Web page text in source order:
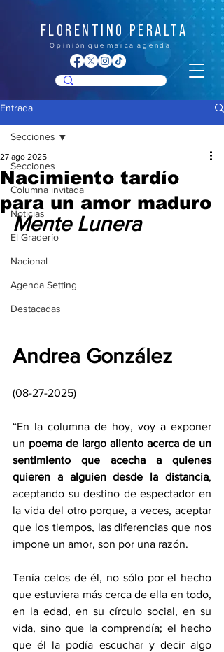
FLORENTINO PERALTA
O p i n i ó n q u e m a r c a a g e n d a
Entrada
Secciones
Columna invitada
Noticias
El Graderío
Nacional
Agenda Setting
Destacadas
Secciones
Nacimiento tardío
para un amor maduro
27 ago 2025
Mente Lunera
Andrea González
(08-27-2025)
“En la columna de hoy, voy a exponer
un poema de largo aliento acerca de un
sentimiento que acecha a quienes
quieren a alguien desde la distancia,
aceptando su destino de espectador en
la vida del otro porque, a veces, aceptar
que los tiempos, las diferencias que nos
impone un amor, son por una razón.
Tenía celos de él, no sólo por el hecho
que estuviera más cerca de ella en todo,
en la edad, en su círculo social, en su
vida, sino que la comprendía; el hecho
que él la podía escuchar y decir algo